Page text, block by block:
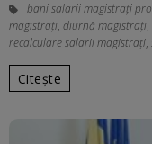
bani salarii magistrați
magistrați, diurnă magistrați,
recalculare salarii magistraţi,
Citește